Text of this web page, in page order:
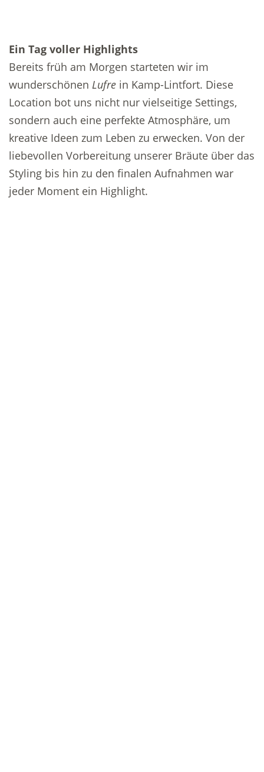
Ein Tag voller Highlights
Bereits früh am Morgen starteten wir im
wunderschönen Lufre in Kamp-Lintfort. Diese
Location bot uns nicht nur vielseitige Settings,
sondern auch eine perfekte Atmosphäre, um
kreative Ideen zum Leben zu erwecken. Von der
liebevollen Vorbereitung unserer Bräute über das
Styling bis hin zu den finalen Aufnahmen war
jeder Moment ein Highlight.